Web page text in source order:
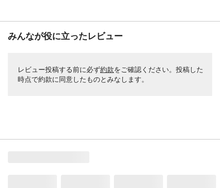
みんなが役に立ったレビュー
レビュー投稿する前に必ず約款をご確認ください。投稿した
時点で約款に同意したものとみなします。